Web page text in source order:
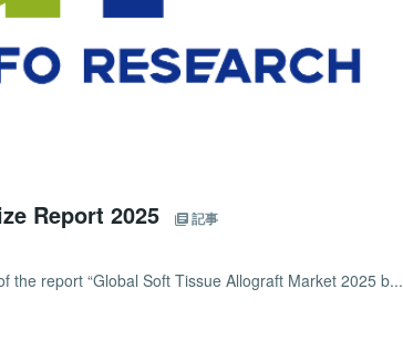
Report 2025 記事
the report “Global Soft Tissue Allograft Market 2025 b...